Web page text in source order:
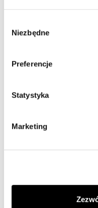
zgody
Niezbędne
Preferencje
Statystyka
Marketing
rowerowe zakupione
Zapraszamy
Wyjątkowe